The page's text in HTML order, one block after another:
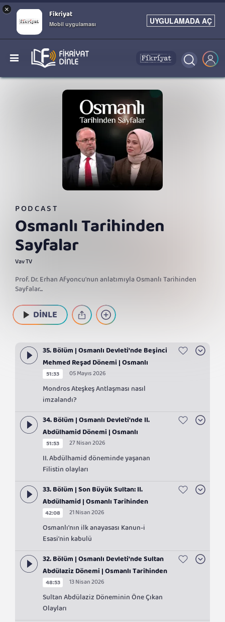
× Fikriyat
Mobil uygulaması UYGULAMADA AÇ
PODCAST
Osmanlı Tarihinden
Sayfalar
Vav TV
Prof. Dr. Erhan Afyoncu'nun anlatımıyla Osmanlı Tarihinden
Sayfalar...
DİNLE
35. Bölüm | Osmanlı Devleti'nde Beşinci
Mehmed Reşad Dönemi | Osmanlı
Tarihinden Sayfalar
51:33 05 Mayıs 2026
Mondros Ateşkeş Antlaşması nasıl
imzalandı?
34. Bölüm | Osmanlı Devleti'nde II.
Abdülhamid Dönemi | Osmanlı
Tarihinden Sayfalar
51:53 27 Nisan 2026
II. Abdülhamid döneminde yaşanan
Filistin olayları
33. Bölüm | Son Büyük Sultan: II.
Abdülhamid | Osmanlı Tarihinden
Sayfalar
42:08 21 Nisan 2026
Osmanlı'nın ilk anayasası Kanun-i
Esasi'nin kabulü
32. Bölüm | Osmanlı Devleti'nde Sultan
Abdülaziz Dönemi | Osmanlı Tarihinden
Sayfalar
48:53 13 Nisan 2026
Sultan Abdülaziz Döneminin Öne Çıkan
Olayları